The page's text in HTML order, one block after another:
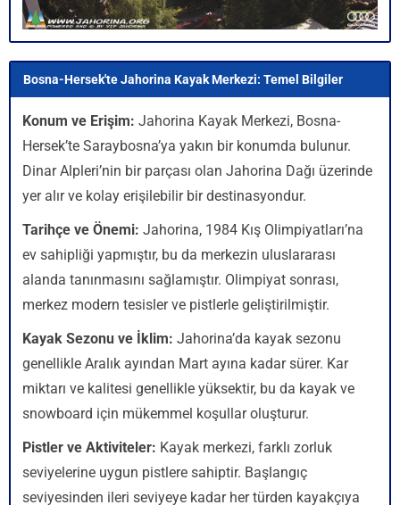
Bosna-Hersek'te Jahorina Kayak Merkezi: Temel Bilgiler
Konum ve Erişim: Jahorina Kayak Merkezi, Bosna-
Hersek’te Saraybosna’ya yakın bir konumda bulunur.
Dinar Alpleri’nin bir parçası olan Jahorina Dağı üzerinde
yer alır ve kolay erişilebilir bir destinasyondur.
Tarihçe ve Önemi: Jahorina, 1984 Kış Olimpiyatları’na
ev sahipliği yapmıştır, bu da merkezin uluslararası
alanda tanınmasını sağlamıştır. Olimpiyat sonrası,
merkez modern tesisler ve pistlerle geliştirilmiştir.
Kayak Sezonu ve İklim: Jahorina’da kayak sezonu
genellikle Aralık ayından Mart ayına kadar sürer. Kar
miktarı ve kalitesi genellikle yüksektir, bu da kayak ve
snowboard için mükemmel koşullar oluşturur.
Pistler ve Aktiviteler: Kayak merkezi, farklı zorluk
seviyelerine uygun pistlere sahiptir. Başlangıç
seviyesinden ileri seviyeye kadar her türden kayakçıya